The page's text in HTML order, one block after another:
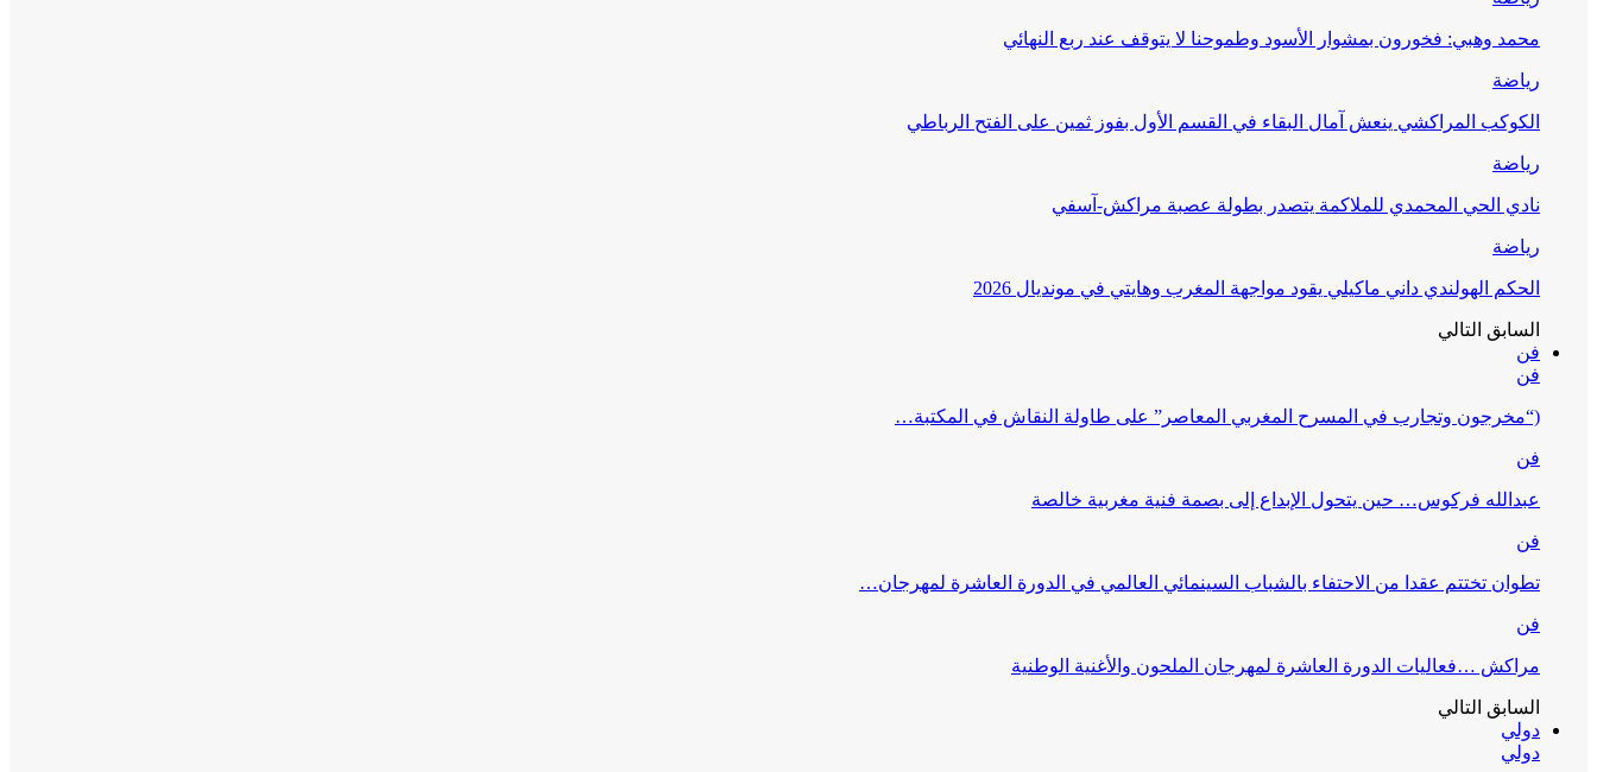
محمد وهبي: فخورون بمشوار الأسود وطموحنا لا يتوقف عند ربع النهائي
رياضة
الكوكب المراكشي ينعش آمال البقاء في القسم الأول بفوز ثمين على الفتح الرباطي
رياضة
نادي الحي المحمدي للملاكمة يتصدر بطولة عصبة مراكش-آسفي
رياضة
الحكم الهولندي داني ماكيلي يقود مواجهة المغرب وهايتي في مونديال 2026
السابق التالي
فن
فن
(“مخرجون وتجارب في المسرح المغربي المعاصر” على طاولة النقاش في المكتبة…
فن
عبدالله فركوس… حين يتحول الإبداع إلى بصمة فنية مغربية خالصة
فن
تطوان تختتم عقدا من الاحتفاء بالشباب السينمائي العالمي في الدورة العاشرة لمهرجان…
فن
مراكش …فعاليات الدورة العاشرة لمهرجان الملحون والأغنية الوطنية
السابق التالي
دولي
دولي